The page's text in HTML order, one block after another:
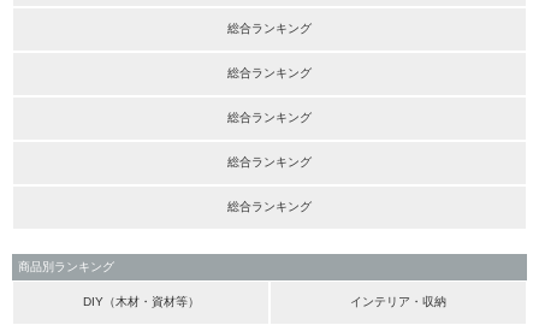
総合ランキング
総合ランキング
総合ランキング
総合ランキング
総合ランキング
商品別ランキング
DIY（木材・資材等） インテリア・収納